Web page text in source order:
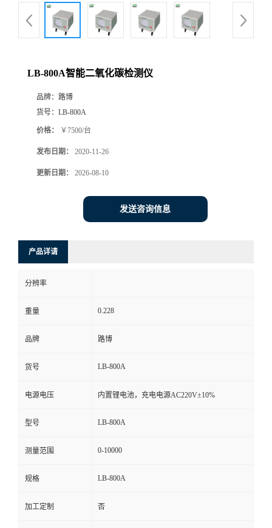
品
厅
系
言
LB-800A智能二氧化碳检测仪
品牌： 路博
货号： LB-800A
价格： ￥7500/台
发布日期： 2020-11-26
更新日期： 2026-08-10
发送咨询信息
产品详请
分辨率
重量 0.228
品牌 路博
货号 LB-800A
电源电压 内置锂电池，充电电源AC220V±10%
型号 LB-800A
测量范围 0-10000
规格 LB-800A
加工定制 否